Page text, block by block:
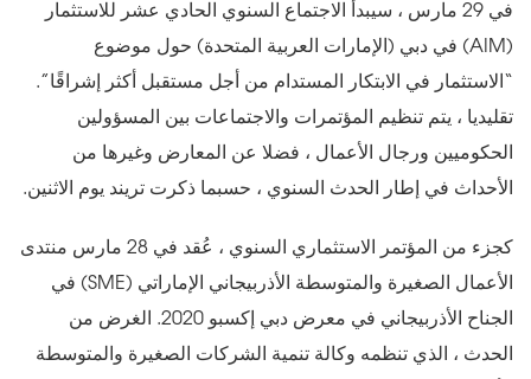
في 29 مارس ، سيبدأ الاجتماع السنوي الحادي عشر للاستثمار
(AIM) في دبي (الإمارات العربية المتحدة) حول موضوع
“الاستثمار في الابتكار المستدام من أجل مستقبل أكثر إشراقًا”.
تقليديا ، يتم تنظيم المؤتمرات والاجتماعات بين المسؤولين
الحكوميين ورجال الأعمال ، فضلا عن المعارض وغيرها من
الأحداث في إطار الحدث السنوي ، حسبما ذكرت تريند يوم الاثنين.
كجزء من المؤتمر الاستثماري السنوي ، عُقد في 28 مارس منتدى
الأعمال الصغيرة والمتوسطة الأذربيجاني الإماراتي (SME) في
الجناح الأذربيجاني في معرض دبي إكسبو 2020. الغرض من
الحدث ، الذي تنظمه وكالة تنمية الشركات الصغيرة والمتوسطة